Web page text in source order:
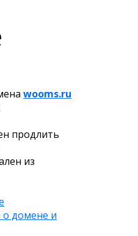
wooms.ru
продлить
из
о домене и